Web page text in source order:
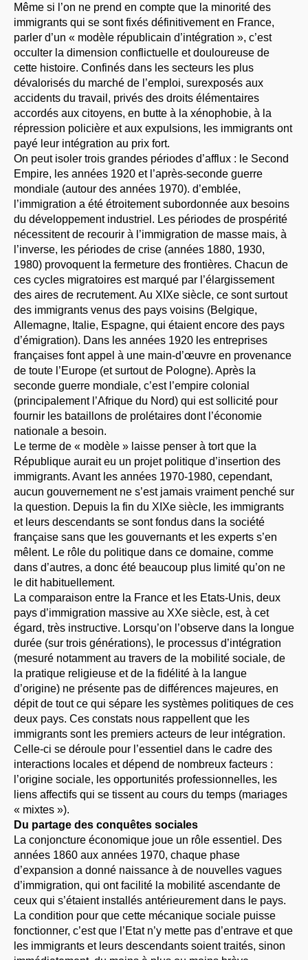
Même si l’on ne prend en compte que la minorité des
immigrants qui se sont fixés définitivement en France,
parler d’un « modèle républicain d’intégration », c’est
occulter la dimension conflictuelle et douloureuse de
cette histoire. Confinés dans les secteurs les plus
dévalorisés du marché de l’emploi, surexposés aux
accidents du travail, privés des droits élémentaires
accordés aux citoyens, en butte à la xénophobie, à la
répression policière et aux expulsions, les immigrants ont
payé leur intégration au prix fort.
On peut isoler trois grandes périodes d’afflux : le Second
Empire, les années 1920 et l’après-seconde guerre
mondiale (autour des années 1970). d’emblée,
l’immigration a été étroitement subordonnée aux besoins
du développement industriel. Les périodes de prospérité
nécessitent de recourir à l’immigration de masse mais, à
l’inverse, les périodes de crise (années 1880, 1930,
1980) provoquent la fermeture des frontières. Chacun de
ces cycles migratoires est marqué par l’élargissement
des aires de recrutement. Au XIXe siècle, ce sont surtout
des immigrants venus des pays voisins (Belgique,
Allemagne, Italie, Espagne, qui étaient encore des pays
d’émigration). Dans les années 1920 les entreprises
françaises font appel à une main-d’œuvre en provenance
de toute l’Europe (et surtout de Pologne). Après la
seconde guerre mondiale, c’est l’empire colonial
(principalement l’Afrique du Nord) qui est sollicité pour
fournir les bataillons de prolétaires dont l’économie
nationale a besoin.
Le terme de « modèle » laisse penser à tort que la
République aurait eu un projet politique d’insertion des
immigrants. Avant les années 1970-1980, cependant,
aucun gouvernement ne s’est jamais vraiment penché sur
la question. Depuis la fin du XIXe siècle, les immigrants
et leurs descendants se sont fondus dans la société
française sans que les gouvernants et les experts s’en
mêlent. Le rôle du politique dans ce domaine, comme
dans d’autres, a donc été beaucoup plus limité qu’on ne
le dit habituellement.
La comparaison entre la France et les Etats-Unis, deux
pays d’immigration massive au XXe siècle, est, à cet
égard, très instructive. Lorsqu’on l’observe dans la longue
durée (sur trois générations), le processus d’intégration
(mesuré notamment au travers de la mobilité sociale, de
la pratique religieuse et de la fidélité à la langue
d’origine) ne présente pas de différences majeures, en
dépit de tout ce qui sépare les systèmes politiques de ces
deux pays. Ces constats nous rappellent que les
immigrants sont les premiers acteurs de leur intégration.
Celle-ci se déroule pour l’essentiel dans le cadre des
interactions locales et dépend de nombreux facteurs :
l’origine sociale, les opportunités professionnelles, les
liens affectifs qui se tissent au cours du temps (mariages
« mixtes »).
Du partage des conquêtes sociales
La conjoncture économique joue un rôle essentiel. Des
années 1860 aux années 1970, chaque phase
d’expansion a donné naissance à de nouvelles vagues
d’immigration, qui ont facilité la mobilité ascendante de
ceux qui s’étaient installés antérieurement dans le pays.
La condition pour que cette mécanique sociale puisse
fonctionner, c’est que l’Etat n’y mette pas d’entrave et que
les immigrants et leurs descendants soient traités, sinon